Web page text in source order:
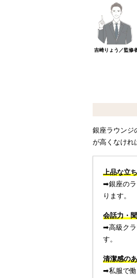
吉崎りょう／監修
銀座ラウンジ
が高くなけれ
上品な立
➡︎銀座のラ
ります。
会話力・
➡︎高級クラ
す。
清潔感の
➡︎私服で働